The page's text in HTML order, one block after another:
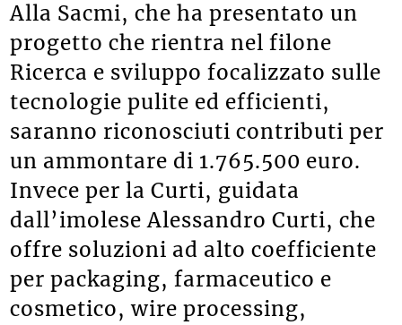
Alla Sacmi, che ha presentato un
progetto che rientra nel filone
Ricerca e sviluppo focalizzato sulle
tecnologie pulite ed efficienti,
saranno riconosciuti contributi per
un ammontare di 1.765.500 euro.
Invece per la Curti, guidata
dall’imolese Alessandro Curti, che
offre soluzioni ad alto coefficiente
per packaging, farmaceutico e
cosmetico, wire processing,